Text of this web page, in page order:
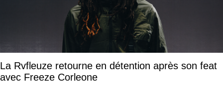
La Rvfleuze retourne en détention après son feat
avec Freeze Corleone